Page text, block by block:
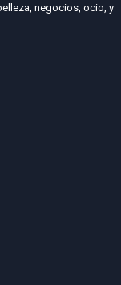
negocios, ocio, y